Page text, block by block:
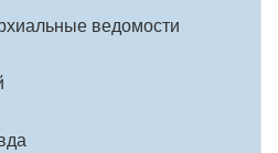
ведомости